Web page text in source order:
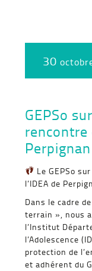
30
GEPSo
rencontre
Perpignan
Le GEPSo
l’IDEA de
Dans le cadre
terrain », nous
l’Institut
l’Adolescence
protection de
et adhérent du